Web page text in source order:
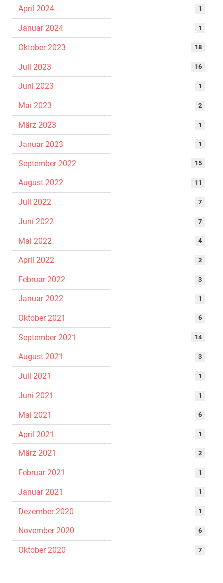
April 2024 1
Januar 2024 1
Oktober 2023 18
Juli 2023 16
Juni 2023 1
Mai 2023 2
März 2023 1
Januar 2023 1
September 2022 15
August 2022 11
Juli 2022 7
Juni 2022 7
Mai 2022 4
April 2022 2
Februar 2022 3
Januar 2022 1
Oktober 2021 6
September 2021 14
August 2021 3
Juli 2021 1
Juni 2021 1
Mai 2021 6
April 2021 1
März 2021 2
Februar 2021 1
Januar 2021 1
Dezember 2020 1
November 2020 6
Oktober 2020 7